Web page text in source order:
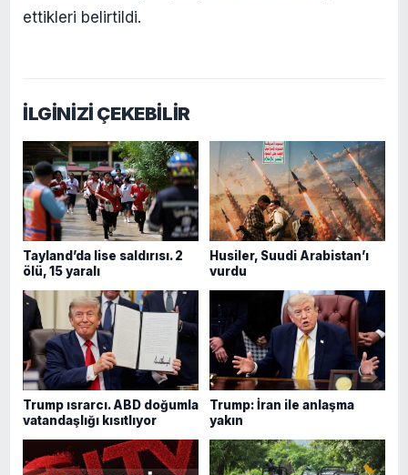
ettikleri belirtildi.
İLGİNİZİ ÇEKEBİLİR
Tayland’da lise saldırısı. 2
ölü, 15 yaralı
Husiler, Suudi Arabistan’ı
vurdu
Trump ısrarcı. ABD doğumla
vatandaşlığı kısıtlıyor
Trump: İran ile anlaşma
yakın